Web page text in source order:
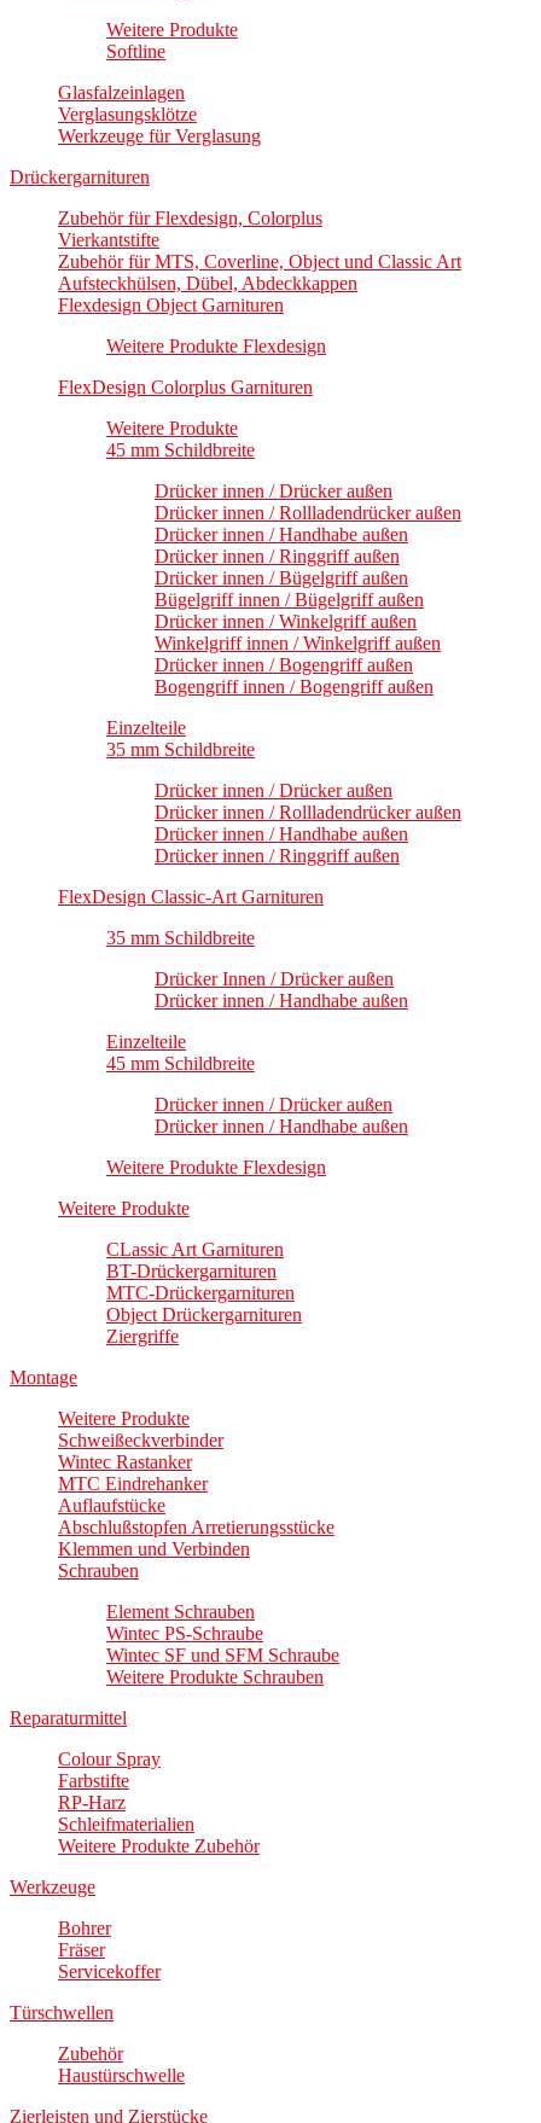
Weitere Produkte
Softline
Glasfalzeinlagen
Verglasungsklötze
Werkzeuge für Verglasung
Drückergarnituren
Zubehör für Flexdesign, Colorplus
Vierkantstifte
Zubehör für MTS, Coverline, Object und Classic Art
Aufsteckhülsen, Dübel, Abdeckkappen
Flexdesign Object Garnituren
Weitere Produkte Flexdesign
FlexDesign Colorplus Garnituren
Weitere Produkte
45 mm Schildbreite
Drücker innen / Drücker außen
Drücker innen / Rollladendrücker außen
Drücker innen / Handhabe außen
Drücker innen / Ringgriff außen
Drücker innen / Bügelgriff außen
Bügelgriff innen / Bügelgriff außen
Drücker innen / Winkelgriff außen
Winkelgriff innen / Winkelgriff außen
Drücker innen / Bogengriff außen
Bogengriff innen / Bogengriff außen
Einzelteile
35 mm Schildbreite
Drücker innen / Drücker außen
Drücker innen / Rollladendrücker außen
Drücker innen / Handhabe außen
Drücker innen / Ringgriff außen
FlexDesign Classic-Art Garnituren
35 mm Schildbreite
Drücker Innen / Drücker außen
Drücker innen / Handhabe außen
Einzelteile
45 mm Schildbreite
Drücker innen / Drücker außen
Drücker innen / Handhabe außen
Weitere Produkte Flexdesign
Weitere Produkte
CLassic Art Garnituren
BT-Drückergarnituren
MTC-Drückergarnituren
Object Drückergarnituren
Ziergriffe
Montage
Weitere Produkte
Schweißeckverbinder
Wintec Rastanker
MTC Eindrehanker
Auflaufstücke
Abschlußstopfen Arretierungsstücke
Klemmen und Verbinden
Schrauben
Element Schrauben
Wintec PS-Schraube
Wintec SF und SFM Schraube
Weitere Produkte Schrauben
Reparaturmittel
Colour Spray
Farbstifte
RP-Harz
Schleifmaterialien
Weitere Produkte Zubehör
Werkzeuge
Bohrer
Fräser
Servicekoffer
Türschwellen
Zubehör
Haustürschwelle
Zierleisten und Zierstücke